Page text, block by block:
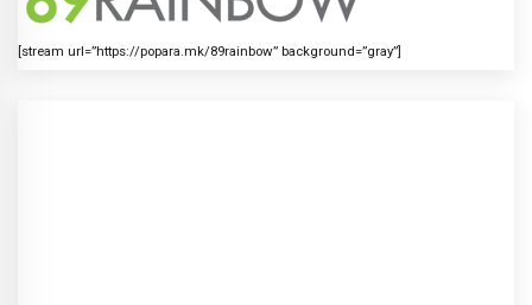
[stream url=”https://popara.mk/89rainbow” background=”gray”]